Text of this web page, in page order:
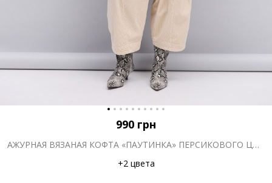
990 грн
АЖУРНАЯ ВЯЗАНАЯ КОФТА «ПАУТИНКА» ПЕРСИКОВОГО ЦВЕТА
+2 цвета